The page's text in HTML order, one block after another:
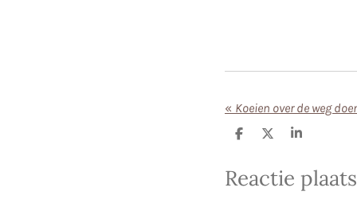
« Koeien over de weg
D
e
n
D
l
S
Reactie